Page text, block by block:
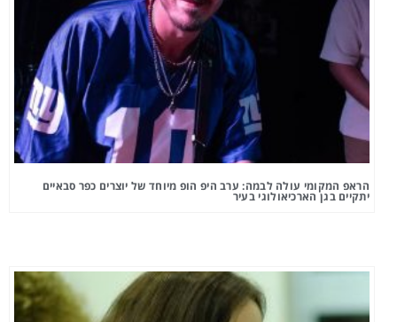
הראפ המקומי עולה לבמה: ערב היפ הופ מיוחד של יוצרים כפר סבאיים
יתקיים בגן הארכיאולוגי בעיר